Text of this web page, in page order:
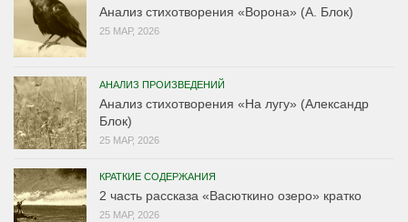
Анализ стихотворения «Ворона» (А. Блок)
25 МАР, 2026
АНАЛИЗ ПРОИЗВЕДЕНИЙ
Анализ стихотворения «На лугу» (Александр
Блок)
25 МАР, 2026
КРАТКИЕ СОДЕРЖАНИЯ
2 часть рассказа «Васюткино озеро» кратко
25 МАР, 2026